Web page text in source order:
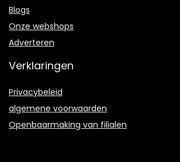
Blogs
Onze webshops
Adverteren
Verklaringen
Privacybeleid
algemene voorwaarden
Openbaarmaking van filialen